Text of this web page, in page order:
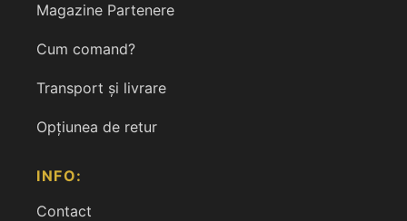
Magazine Partenere
Cum comand?
Transport și livrare
Opțiunea de retur
INFO:
Contact